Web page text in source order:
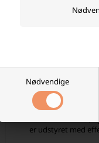
Nødvendige
Gør
sjov og farverig
letopstillelige
Vores sortiment
præferencer.
Vi stræber efter at
modstå sol, sand
Når solen
er udstyret med